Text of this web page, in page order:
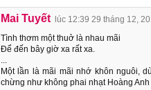
Mai Tuyết
lúc 12:39 29 tháng 12,
Tình thơm một thuở là nhau mãi
Để đến bây giờ xa rất xa.
...
Một lần là mãi mãi nhớ khôn nguôi,
chừng như không phai nhạt Hoàng Anh